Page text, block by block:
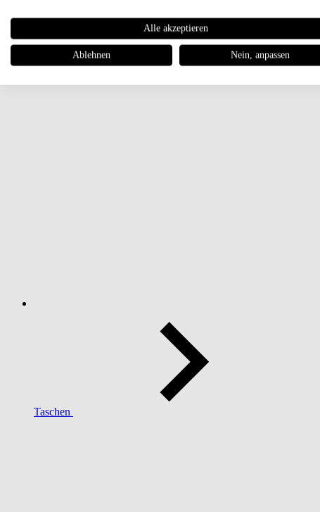
Taschen
Alle akzeptieren
Ablehnen Nein, anpassen